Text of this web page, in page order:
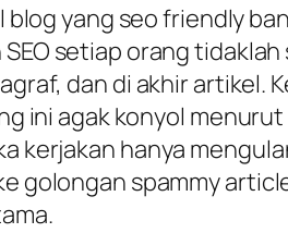
blog yang seo friendly
setiap orang
dan di akhir artikel.
ini agak konyol
kerjakan hanya
golongan spammy